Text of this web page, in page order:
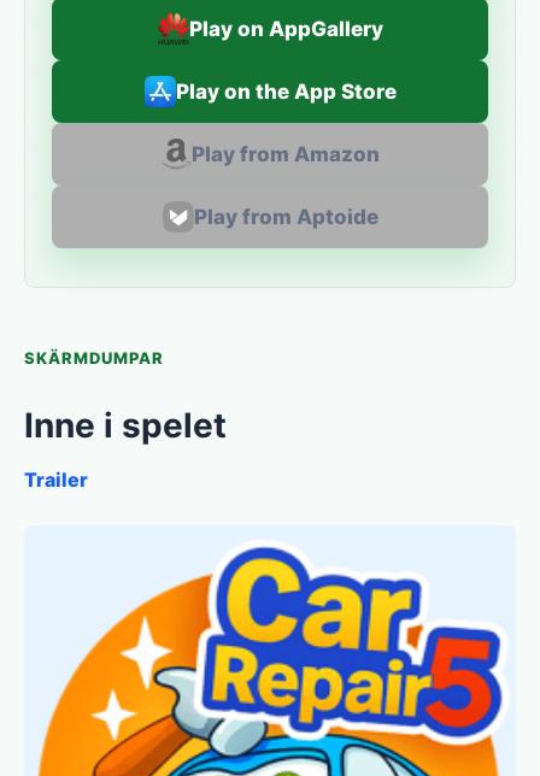
Play on AppGallery
Play on the App Store
Play from Amazon
Play from Aptoide
SKÄRMDUMPAR
Inne i spelet
Trailer